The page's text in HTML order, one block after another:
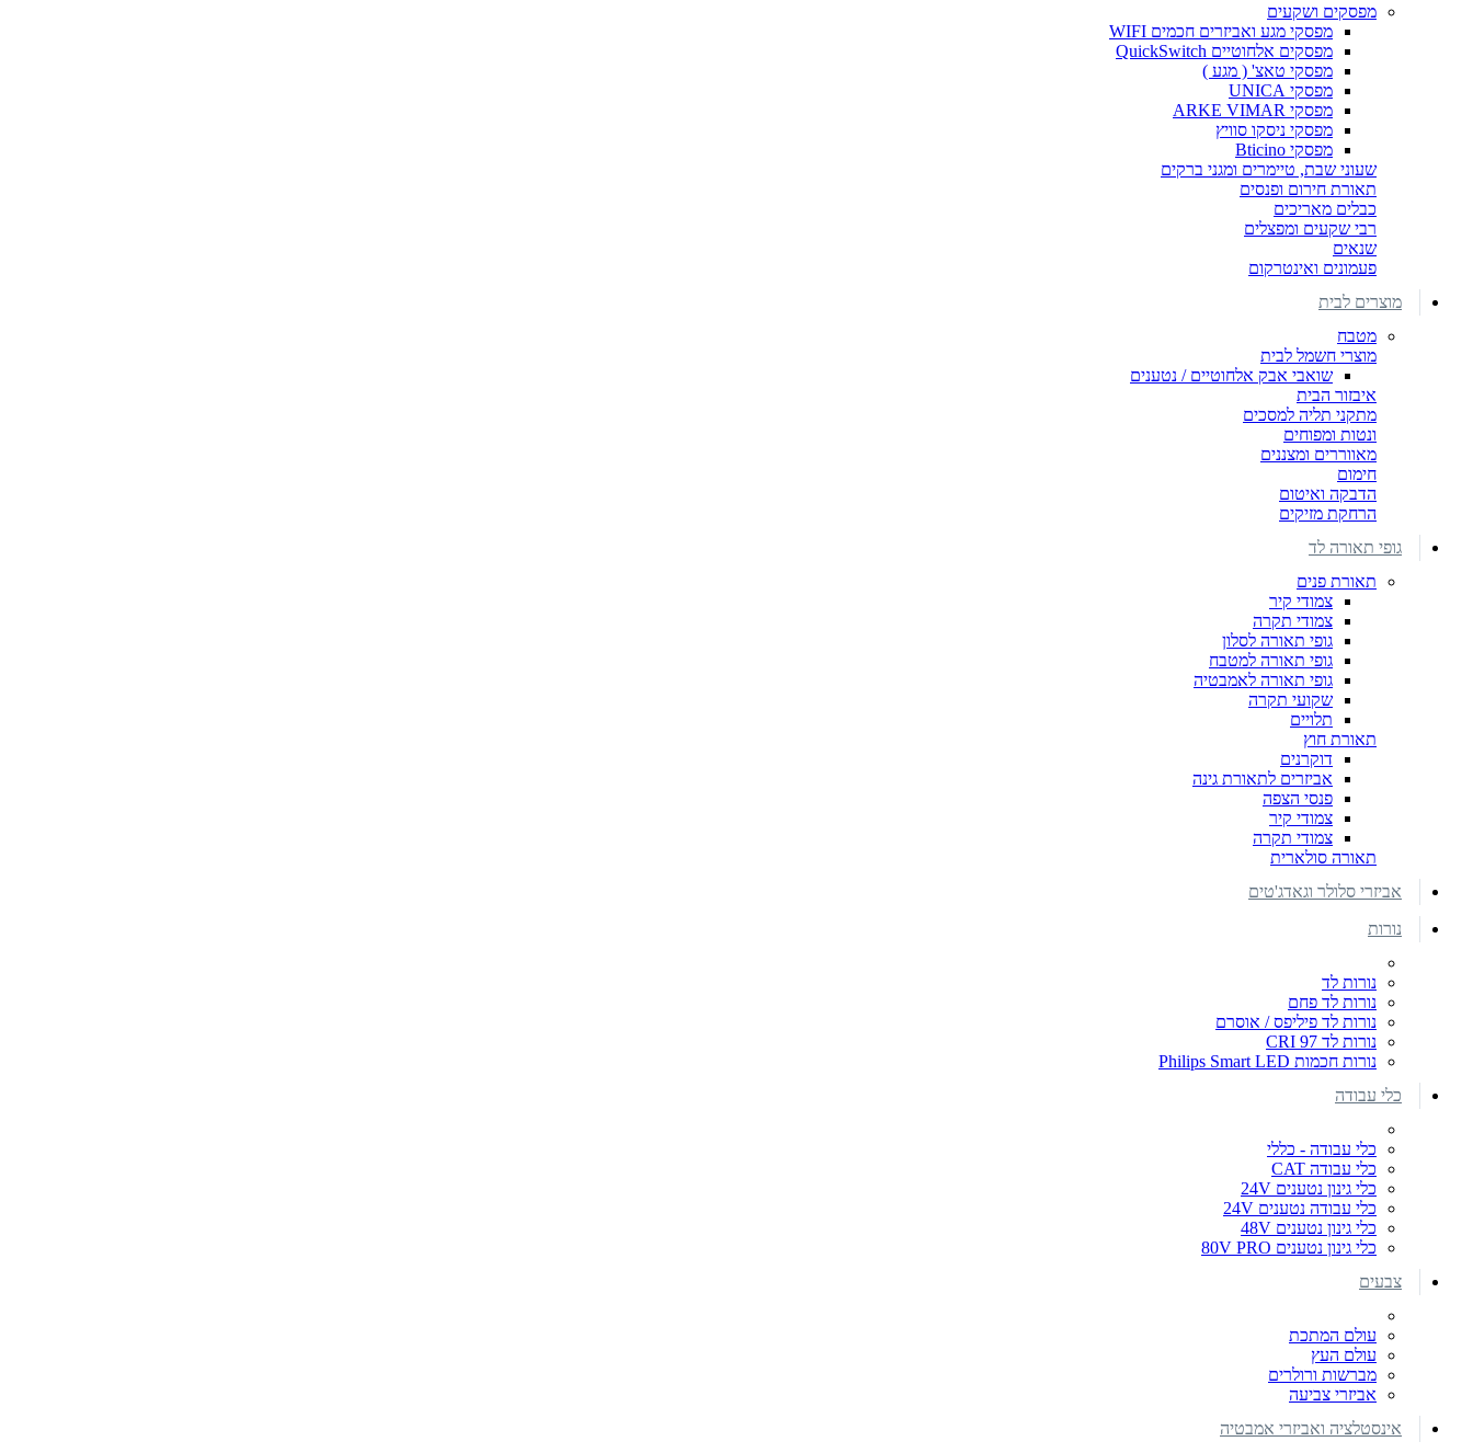
מפסקים ושקעים
מפסקי מגע ואביזרים חכמים WIFI
מפסקים אלחוטיים QuickSwitch
מפסקי טאצ' ( מגע )
מפסקי UNICA
מפסקי ARKE VIMAR
מפסקי ניסקו סוויץ
מפסקי Bticino
שעוני שבת, טיימרים ומגני ברקים
תאורת חירום ופנסים
כבלים מאריכים
רבי שקעים ומפצלים
שנאים
פעמונים ואינטרקום
מוצרים לבית
מטבח
מוצרי חשמל לבית
שואבי אבק אלחוטיים / נטענים
איבזור הבית
מתקני תליה למסכים
ונטות ומפוחים
מאווררים ומצננים
חימום
הדבקה ואיטום
הרחקת מזיקים
גופי תאורה לד
תאורת פנים
צמודי קיר
צמודי תקרה
גופי תאורה לסלון
גופי תאורה למטבח
גופי תאורה לאמבטיה
שקועי תקרה
תלויים
תאורת חוץ
דוקרנים
אביזרים לתאורת גינה
פנסי הצפה
צמודי קיר
צמודי תקרה
תאורה סולארית
אביזרי סלולר וגאדג'טים
נורות
נורות לד
נורות לד פחם
נורות לד פיליפס / אוסרם
נורות לד CRI 97
נורות חכמות Philips Smart LED
כלי עבודה
כלי עבודה - כללי
כלי עבודה CAT
כלי גינון נטענים 24V
כלי עבודה נטענים 24V
כלי גינון נטענים 48V
כלי גינון נטענים 80V PRO
צבעים
עולם המתכת
עולם העץ
מברשות ורולרים
אביזרי צביעה
אינסטלציה ואביזרי אמבטיה